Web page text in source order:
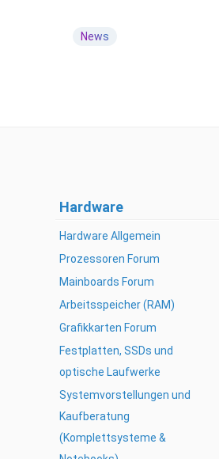
News
Hardware
Hardware Allgemein
Prozessoren Forum
Mainboards Forum
Arbeitsspeicher (RAM)
Grafikkarten Forum
Festplatten, SSDs und
optische Laufwerke
Systemvorstellungen und
Kaufberatung
(Komplettsysteme &